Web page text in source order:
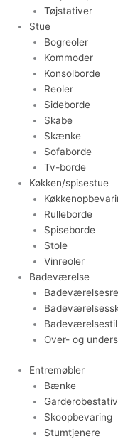
Tøjstativer
Stue
Bogreoler
Kommoder
Konsolborde
Reoler
Sideborde
Skabe
Skænke
Sofaborde
Tv-borde
Køkken/spisestue
Rulleborde
Spiseborde
Stole
Vinreoler
Badeværelse
Over- og
Entremøbler
Bænke
Skoopbevaring
Stumtjenere